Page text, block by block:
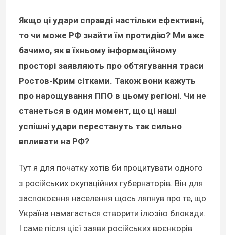
Якщо ці удари справді настільки ефективні,
то чи може РФ знайти їм протидію? Ми вже
бачимо, як в їхньому інформаційному
просторі заявляють про обтягування траси
Ростов-Крим сітками. Також вони кажуть
про нарощування ППО в цьому регіоні. Чи не
станеться в один момент, що ці наші
успішні удари перестануть так сильно
впливати на РФ?
Тут я для початку хотів би процитувати одного
з російських окупаційних губернаторів. Він для
заспокоєння населення щось ляпнув про те, що
Україна намагається створити ілюзію блокади.
І саме після цієї заяви російських воєнкорів